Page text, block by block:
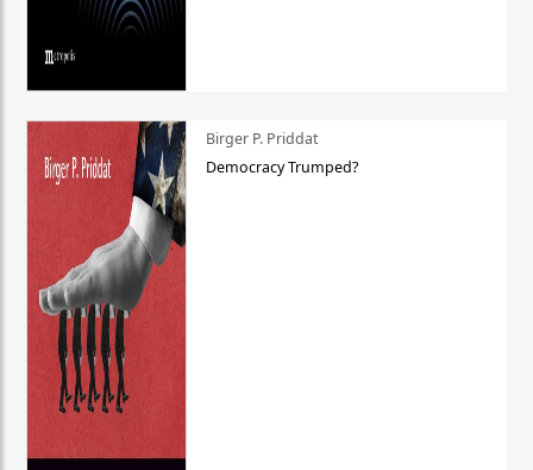
Birger P. Priddat
Democracy Trumped?